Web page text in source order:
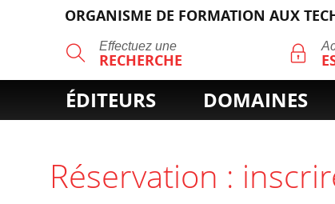
ORGANISME DE FORMATION AUX
Effectuez une
RECHERCHE
RECHERCHE
ÉDITEURS DOMAINES
Réservation :